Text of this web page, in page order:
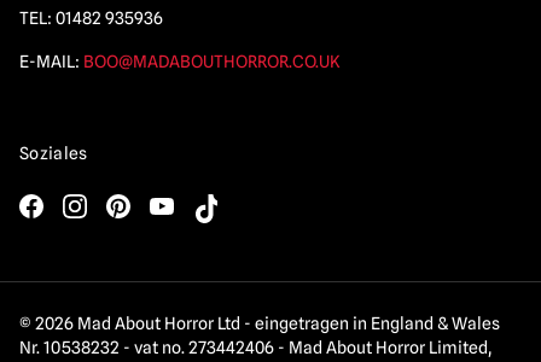
TEL: 01482 935936
E-MAIL: BOO@MADABOUTHORROR.CO.UK
Soziales
© 2026 Mad About Horror Ltd - eingetragen in England & Wales
Nr. 10538232 - vat no. 273442406 - Mad About Horror Limited,